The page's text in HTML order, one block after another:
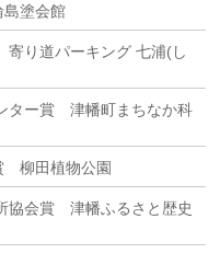
塗会館
り道パーキング 七浦(し
ター賞 津幡町まちなか科
柳田植物公園
協会賞 津幡ふるさと歴史